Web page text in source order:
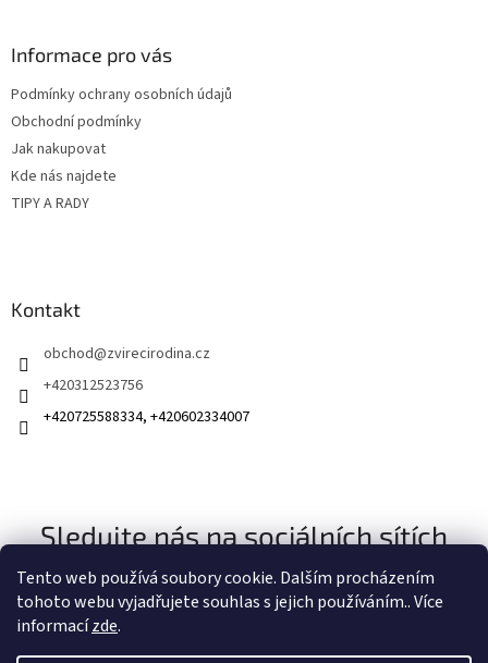
Tento web používá soubory cookie. Dalším procházením
tohoto webu vyjadřujete souhlas s jejich používáním.. Více
informacízde.
Informace pro vás
Podmínky ochrany osobních údajů
Obchodní podmínky
Jak nakupovat
Kde nás najdete
TIPY A RADY
Kontakt
obchod@zvirecirodina.cz
+420312523756
+420725588334, +420602334007
Sledujte nás na sociálních sítích